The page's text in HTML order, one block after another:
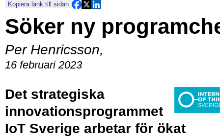
Kopiera länk till sidan
Söker ny
Per Henricsson,
16 februari 2023
Det strategiska
innovationsprogrammet
IoT Sverige arbetar för ökat